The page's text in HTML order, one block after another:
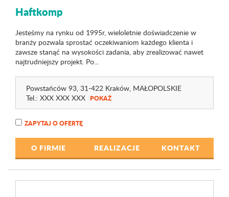
Haftkomp
Jesteśmy na rynku od 1995r, wieloletnie doświadczenie w
branży pozwala sprostać oczekiwaniom każdego klienta i
zawsze stanąć na wysokości zadania, aby zrealizować nawet
najtrudniejszy projekt. Po...
Powstańców 93, 31-422 Kraków, MAŁOPOLSKIE
Tel.: XXX XXX XXX POKAŻ
ZAPYTAJ O OFERTĘ
O FIRMIE REALIZACJE KONTAKT